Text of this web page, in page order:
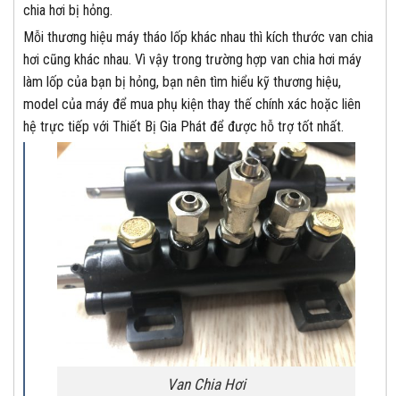
chia hơi bị hỏng.
Mỗi thương hiệu máy tháo lốp khác nhau thì kích thước van chia
hơi cũng khác nhau. Vì vậy trong trường hợp van chia hơi máy
làm lốp của bạn bị hỏng, bạn nên tìm hiểu kỹ thương hiệu,
model của máy để mua phụ kiện thay thế chính xác hoặc liên
hệ trực tiếp với Thiết Bị Gia Phát để được hỗ trợ tốt nhất.
Van Chia Hơi